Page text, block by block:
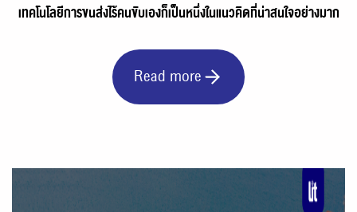
เทคโนโลยีการขนส่งไร้คนขับเองก็เป็นหนึ่งในแนวคิดที่น่าสนใจอย่างมาก
Read more